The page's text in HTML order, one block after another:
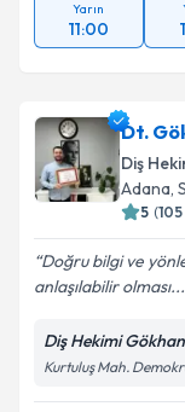
Yarın
11:00
Dt.
Diş
Adana,
5 (105
Doğru bilgi ve
anlaşılabilir
Diş Hekimi
Kurtuluş Mah.